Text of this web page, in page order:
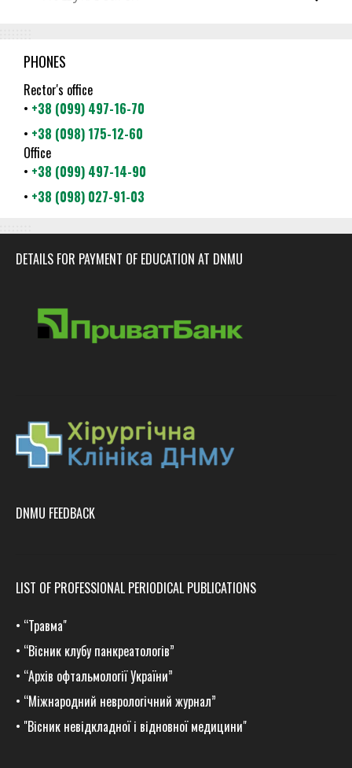
PHONES
Rector's office
• +38 (099) 497-16-70
• +38 (098) 175-12-60
Office
• +38 (099) 497-14-90
• +38 (098) 027-91-03
DETAILS FOR PAYMENT OF EDUCATION AT DNMU
DNMU FEEDBACK
LIST OF PROFESSIONAL PERIODICAL PUBLICATIONS
• “Травма"
• “Вісник клубу панкреатологів”
• “Архів офтальмології України”
• “Міжнародний неврологічний журнал”
• "Вісник невідкладної і відновної медицини"